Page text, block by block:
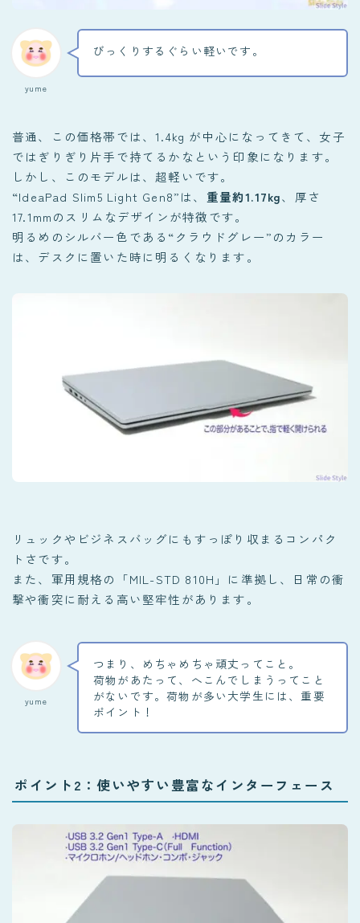
yume
びっくりするぐらい軽いです。
普通、この価格帯では、1.4kg が中心になってきて、女子
ではぎりぎり片手で持てるかなという印象になります。
しかし、このモデルは、超軽いです。
“IdeaPad Slim5 Light Gen8”は、 重量約1.17kg、厚さ
17.1mmのスリムなデザインが特徴です。
明るめのシルバー色である“クラウドグレー”のカラー
は、デスクに置いた時に明るくなります。
リュックやビジネスバッグにもすっぽり収まるコンパク
トさです。
また、軍用規格の「MIL-STD 810H」に準拠し、日常の衝
撃や衝突に耐える高い堅牢性があります。
yume
つまり、めちゃめちゃ頑丈ってこと。
荷物があたって、へこんでしまうってこと
がないです。荷物が多い大学生には、重要
ポイント！
ポイント2：使いやすい豊富なインターフェース